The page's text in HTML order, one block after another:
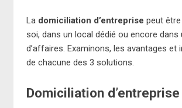
La domiciliation d’entreprise peut
soi, dans un local dédié ou encore dans
d’affaires. Examinons, les avantages et
de chacune des 3 solutions.
Domiciliation